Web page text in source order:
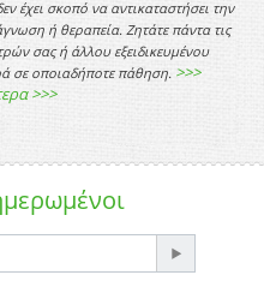
έχει σκοπό να αντικαταστήσει την
ή θεραπεία. Ζητάτε πάντα τις
σας ή άλλου εξειδικευμένου
σε οποιαδήποτε πάθηση. >>>
>>>